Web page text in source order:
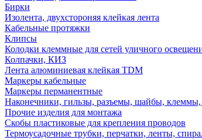
Бирки
Изолента, двухстороняя клейкая лента
Кабельные протяжки
Клипсы
Колодки клеммные для сетей уличного
Колпачки, КИЗ
Лента алюминиевая клейкая TDM
Маркеры кабельные
Маркеры перманентные
Наконечники, гильзы, разъемы, шайбы,
Прочие изделия для монтажа
Скобы пластиковые для крепления проводов
Термоусадочные трубки, перчатки, ленты,